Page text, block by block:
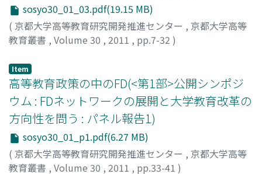
sosyo30_01_03.pdf(19.15 MB)
( 京都大学高等教育研究開発推進センター , 京都大学高等
教育叢書 , Volume 30 , 2011 , pp.7-32 )
Item
高等教育政策の中のFD(<第1部>公開シンポジ
ウム : FDネットワークの展開と大学教育改革の
方向性を問う : パネル報告1)
sosyo30_01_p1.pdf(6.27 MB)
( 京都大学高等教育研究開発推進センター , 京都大学高等
教育叢書 , Volume 30 , 2011 , pp.33-41 )